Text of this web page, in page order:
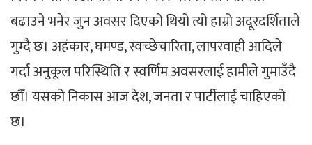
बढाउने भनेर जुन अवसर दिएको थियो त्यो हाम्रो अदूरदर्शिताले
गुम्दै छ। अहंकार, घमण्ड, स्वच्छेचारिता, लापरवाही आदिले
गर्दा अनुकूल परिस्थिति र स्वर्णिम अवसरलाई हामीले गुमाउँदै
छौँ। यसको निकास आज देश, जनता र पार्टीलाई चाहिएको
छ।